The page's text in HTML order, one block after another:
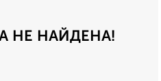
НЕ НАЙДЕНА!